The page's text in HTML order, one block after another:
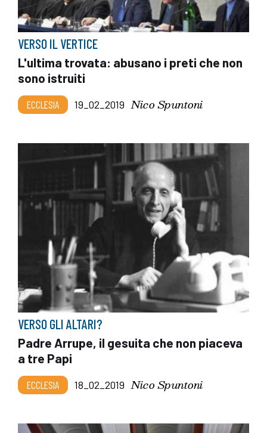
VERSO IL VERTICE
L'ultima trovata: abusano i preti che non
sono istruiti
ECCLESIA 19_02_2019 Nico Spuntoni
VERSO GLI ALTARI?
Padre Arrupe, il gesuita che non piaceva
a tre Papi
ECCLESIA 18_02_2019 Nico Spuntoni